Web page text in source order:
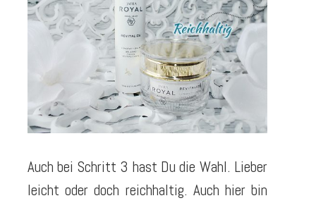
Auch bei Schritt 3 hast Du die Wahl. Lieber
leicht oder doch reichhaltig. Auch hier bin